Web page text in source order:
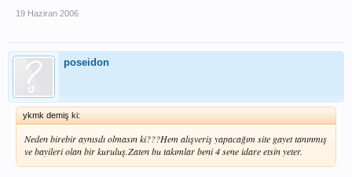
19 Haziran 2006
poseidon
ykmk demiş ki:
Neden birebir aynısdı olmasın ki???Hem alışveriş yapacağım site gayet tanınmış
ve bayileri olan bir kuruluş.Zaten bu takımlar beni 4 sene idare etsin yeter.